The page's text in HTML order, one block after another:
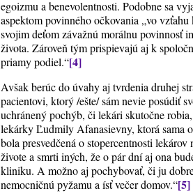
egoizmu a benevolentnosti. Podobne sa
aspektom povinného očkovania „vo
svojim deťom závažnú morálnu povinnosť
života. Zároveň tým prispievajú aj k
priamy podiel.“[4]
Avšak berúc do úvahy aj tvrdenia druhej
pacientovi, ktorý /ešte/ sám nevie posúdiť
uchránený pochýb, či lekári skutočne
lekárky Ľudmily Afanasievny, ktorá sama
bola presvedčená o stopercentnosti
živote a smrti iných, že o pár dní aj ona
kliniku. A možno aj pochybovať, či ju
nemocničnú pyžamu a ísť večer domov.“[5]